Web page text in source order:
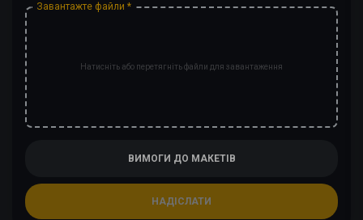
Завантажте файли *
Натисніть або перетягніть файли для завантаження
ВИМОГИ ДО МАКЕТІВ
НАДІСЛАТИ